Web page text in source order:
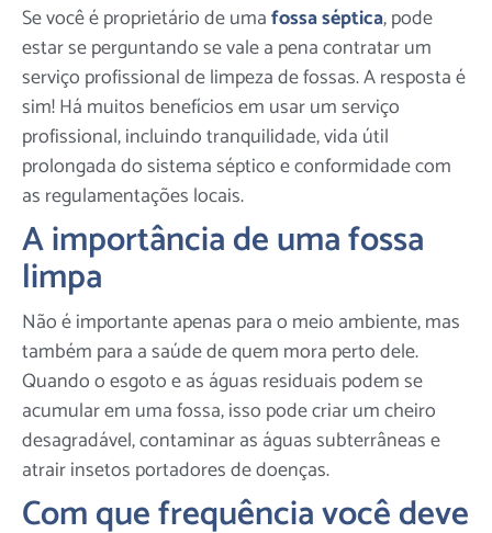
Se você é proprietário de umafossa séptica, pode
estar se perguntando se vale a pena contratar um
serviço profissional de limpeza de fossas. A resposta é
sim! Há muitos benefícios em usar um serviço
profissional, incluindo tranquilidade, vida útil
prolongada do sistema séptico e conformidade com
as regulamentações locais.
A importância de uma fossa
limpa
Não é importante apenas para o meio ambiente, mas
também para a saúde de quem mora perto dele.
Quando o esgoto e as águas residuais podem se
acumular em uma fossa, isso pode criar um cheiro
desagradável, contaminar as águas subterrâneas e
atrair insetos portadores de doenças.
Com que frequência você deve